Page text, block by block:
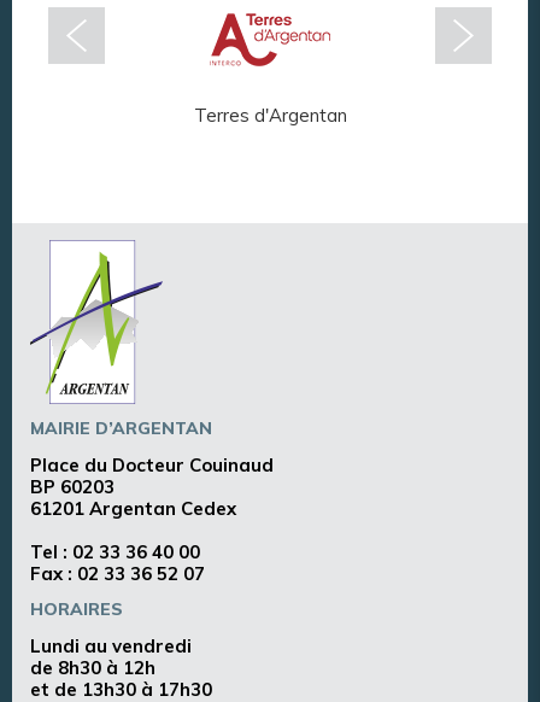
Terres d'Argentan
MAIRIE D’ARGENTAN
Place du Docteur Couinaud
BP 60203
61201 Argentan Cedex
Tel : 02 33 36 40 00
Fax : 02 33 36 52 07
HORAIRES
Lundi au vendredi
de 8h30 à 12h
et de 13h30 à 17h30